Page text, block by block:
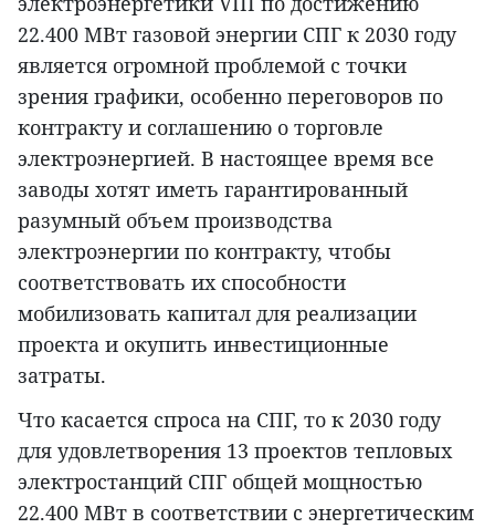
22.400 МВт газовой энергии СПГ к 2030 году
является огромной проблемой с точки
зрения графики, особенно переговоров по
контракту и соглашению о торговле
электроэнергией. В настоящее время все
заводы хотят иметь гарантированный
разумный объем производства
электроэнергии по контракту, чтобы
соответствовать их способности
мобилизовать капитал для реализации
проекта и окупить инвестиционные
затраты.
Что касается спроса на СПГ, то к 2030 году
для удовлетворения 13 проектов тепловых
электростанций СПГ общей мощностью
22.400 МВт в соответствии с энергетическим